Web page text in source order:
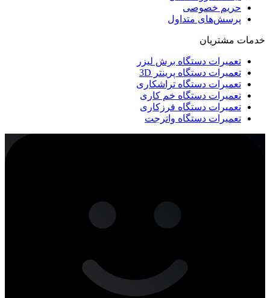
حریم خصوصی
پرسش‌های متداول
خدمات مشتریان
تعمیرات دستگاه برش لیزر
تعمیرات دستگاه پرینتر 3D
تعمیرات دستگاه تراشکاری
تعمیرات دستگاه خم کاری
تعمیرات دستگاه فرزکاری
تعمیرات دستگاه واترجت